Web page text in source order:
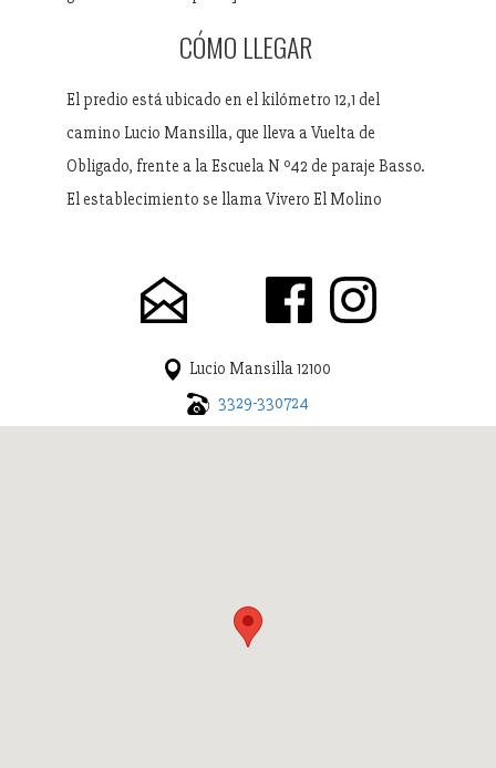
CÓMO LLEGAR
El predio está ubicado en el kilómetro 12,1 del
camino Lucio Mansilla, que lleva a Vuelta de
Obligado, frente a la Escuela N º42 de paraje Basso.
El establecimiento se llama Vivero El Molino
Lucio Mansilla 12100
3329-330724